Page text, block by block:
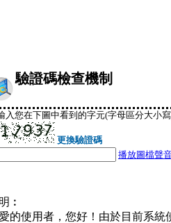
驗證碼檢查機制
入您在下圖中看到的字元(字母區分大小
更換驗證碼
播放圖檔聲
︰
的使用者，您好！由於目前系